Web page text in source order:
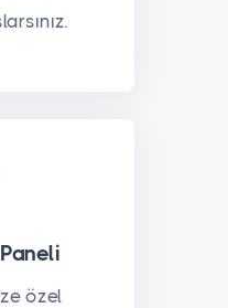
özel